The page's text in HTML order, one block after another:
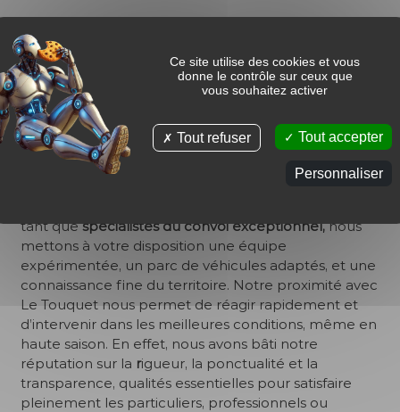
Ce site utilise des cookies et vous
donne le contrôle sur ceux que
vous souhaitez activer
Tout accepter
Tout refuser
Personnaliser
assurons également le
d’un camping à un autre , ou vers un terrain privé aux
alentours. Chaque projet est traité individuellement,
avec une étude technique préalable, un devis
détaillé et des conseils personnalisés pour vous
guider dans vos démarches.
tant quespécialistes du convoi exceptionnel,nous
mettons à votre disposition une équipe
expérimentée, un parc de véhicules adaptés, et une
connaissance fine du territoire. Notre proximité avec
Le Touquet nous permet de réagir rapidement et
d’intervenir dans les meilleures conditions, même en
haute saison. En effet, nous avons bâti notre
réputation sur la rigueur, la ponctualité et la
transparence, qualités essentielles pour satisfaire
pleinement les particuliers, professionnels ou